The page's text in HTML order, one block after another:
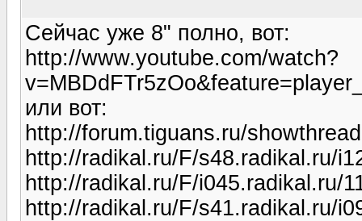
Сейчас уже 8" полно, вот:
http://www.youtube.com/watch?
или вот:
http://forum.tiguans.ru/
http://radikal.ru/F/s48.radikal.ru/
http://radikal.ru/F/i045.radikal.ru/
http://radikal.ru/F/s41.radikal.ru/